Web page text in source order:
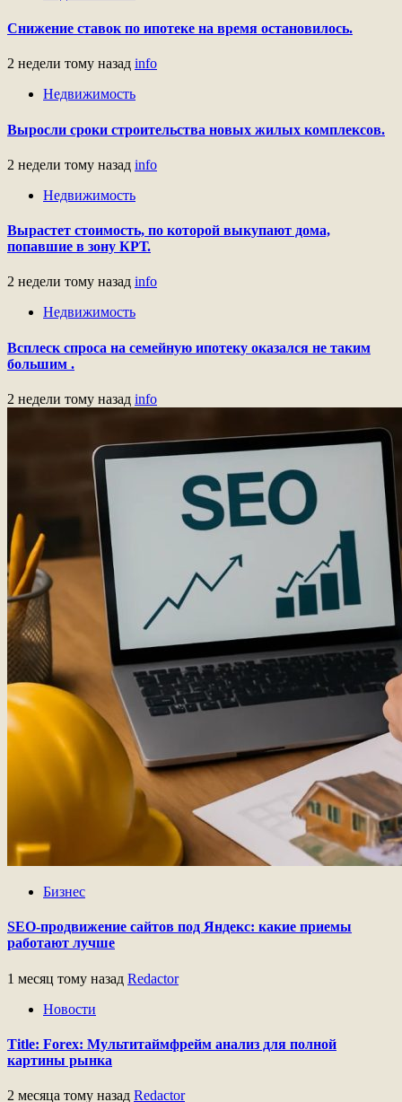
Снижение ставок по ипотеке на время остановилось.
2 недели тому назад info
Недвижимость
Выросли сроки строительства новых жилых комплексов.
2 недели тому назад info
Недвижимость
Вырастет стоимость, по которой выкупают дома,
попавшие в зону КРТ.
2 недели тому назад info
Недвижимость
Всплеск спроса на семейную ипотеку оказался не таким
большим .
2 недели тому назад info
Бизнес
SEO-продвижение сайтов под Яндекс: какие приемы
работают лучше
1 месяц тому назад Redactor
Новости
Title: Forex: Мультитаймфрейм анализ для полной
картины рынка
2 месяца тому назад Redactor